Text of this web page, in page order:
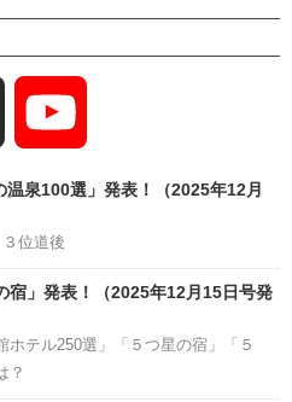
Channel
泉100選」発表！（2025年12月
位道後
宿」発表！（2025年12月15日号発
ホテル250選」「５つ星の宿」「５
？